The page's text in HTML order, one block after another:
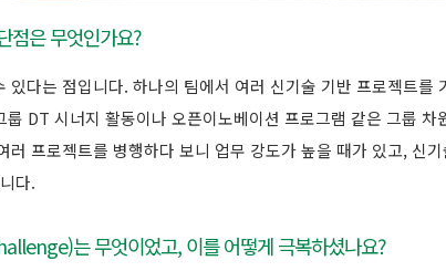
점은 무엇인가요?
있다는 점입니다. 하나의 팀에서 여러 신기술 기반 프로젝트를
DT 시너지 활동이나 오픈이노베이션 프로그램 같은 그룹
러 프로젝트를 병행하다 보니 업무 강도가 높을 때가 있고, 신
다.
는 무엇이었고, 이를 어떻게 극복하셨나요?